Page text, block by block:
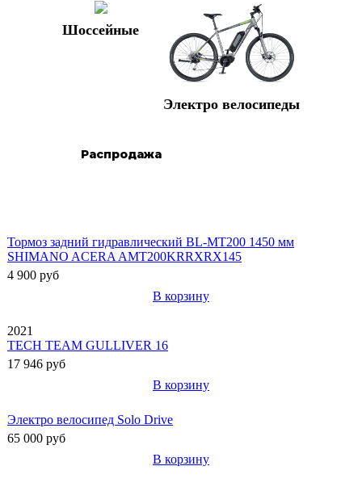
Шоссейные
Электро велосипеды
Распродажа
Тормоз задний гидравлический BL-MT200 1450 мм
SHIMANO ACERA AMT200KRRXRX145
4 900 руб
В корзину
2021
TECH TEAM GULLIVER 16
17 946 руб
В корзину
Электро велосипед Solo Drive
65 000 руб
В корзину